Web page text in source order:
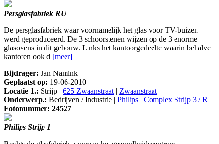
Persglasfabriek RU
De persglasfabriek waar voornamelijk het glas voor TV-buizen
werd geproduceerd. De 3 schoorstenen wijzen op de 3 enorme
glasovens in dit gebouw. Links het kantoorgedeelte waarin behalve
kantoren ook d [meer]
Bijdrager: Jan Namink
Geplaatst op: 19-06-2010
Locatie 1.: Strijp | 625 Zwaanstraat | Zwaanstraat
Onderwerp.: Bedrijven / Industrie | Philips | Complex Strijp 3 / R
Fotonummer: 24527
Philips Strijp 1